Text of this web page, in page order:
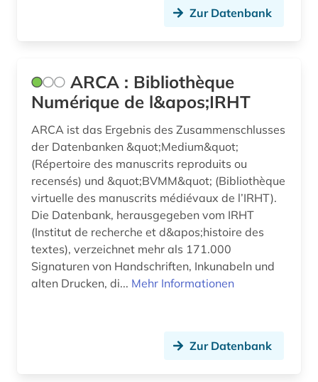
geschichte 1073-1085 (1)
geschichte 500-1520 (1)
gießen (1)
glosse (1)
gotha (2)
grafik (1)
Zur Datenbank
ARCA : Bibliothèque
Numérique de l&apos;IRHT
ARCA ist das Ergebnis des Zusammenschlusses
der Datenbanken &quot;Medium&quot;
(Répertoire des manuscrits reproduits ou
recensés) und &quot;BVMM&quot; (Bibliothèque
virtuelle des manuscrits médiévaux de l’IRHT).
Die Datenbank, herausgegeben vom IRHT
(Institut de recherche et d&apos;histoire des
textes), verzeichnet mehr als 171.000
Signaturen von Handschriften, Inkunabeln und
alten Drucken, di... Mehr Informationen
Zur Datenbank